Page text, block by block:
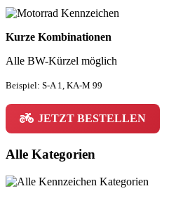
Kurze Kombinationen
Alle BW-Kürzel möglich
Beispiel: S-A 1, KA-M 99
JETZT BESTELLEN
Alle Kategorien